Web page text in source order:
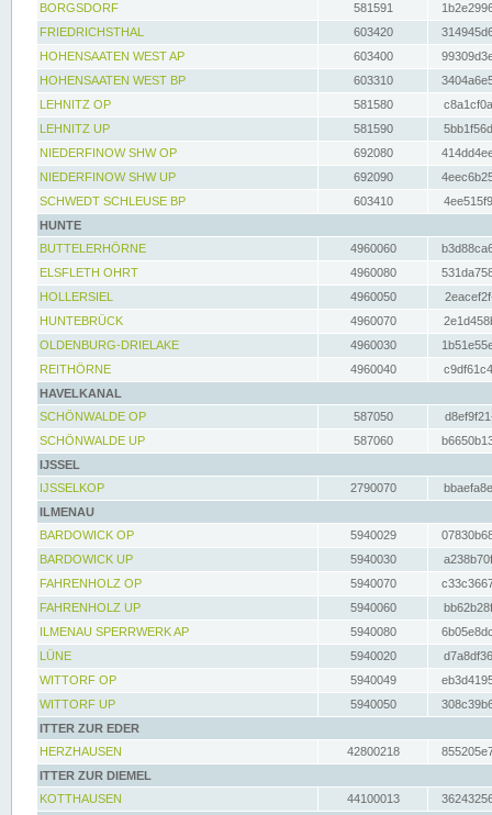
BORGSDORF
581591
FRIEDRICHSTHAL
603420
HOHENSAATEN WEST AP
603400
HOHENSAATEN WEST BP
603310
LEHNITZ OP
581580
LEHNITZ UP
581590
NIEDERFINOW SHW OP
692080
NIEDERFINOW SHW UP
692090
SCHWEDT SCHLEUSE BP
603410
HUNTE
BUTTELERHÖRNE
4960060
ELSFLETH OHRT
4960080
HOLLERSIEL
4960050
HUNTEBRÜCK
4960070
OLDENBURG-DRIELAKE
4960030
REITHÖRNE
4960040
HAVELKANAL
SCHÖNWALDE OP
587050
SCHÖNWALDE UP
587060
IJSSEL
IJSSELKOP
2790070
ILMENAU
BARDOWICK OP
5940029
BARDOWICK UP
5940030
FAHRENHOLZ OP
5940070
FAHRENHOLZ UP
5940060
ILMENAU SPERRWERK AP
5940080
LÜNE
5940020
WITTORF OP
5940049
WITTORF UP
5940050
ITTER ZUR EDER
HERZHAUSEN
42800218
ITTER ZUR DIEMEL
KOTTHAUSEN
44100013